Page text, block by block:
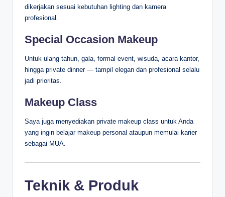
dikerjakan sesuai kebutuhan lighting dan kamera
profesional.
Special Occasion Makeup
Untuk ulang tahun, gala, formal event, wisuda, acara kantor,
hingga private dinner — tampil elegan dan profesional selalu
jadi prioritas.
Makeup Class
Saya juga menyediakan private makeup class untuk Anda
yang ingin belajar makeup personal ataupun memulai karier
sebagai MUA.
Teknik & Produk